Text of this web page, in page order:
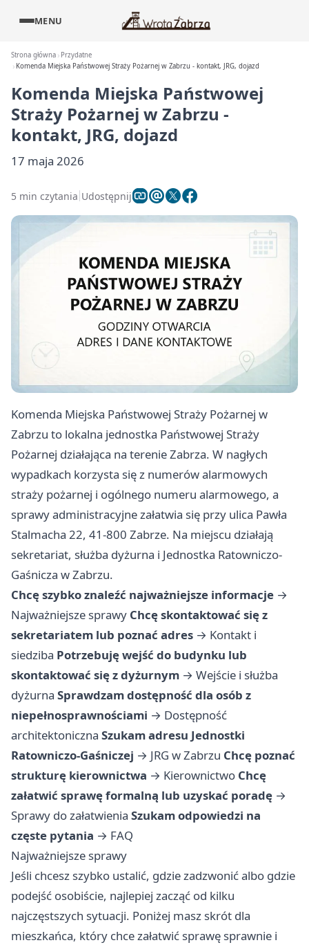
MENU
Strona główna
Przydatne
Komenda Miejska Państwowej Straży Pożarnej w Zabrzu - kontakt, JRG, dojazd
Komenda Miejska Państwowej
Straży Pożarnej w Zabrzu -
kontakt, JRG, dojazd
17 maja 2026
5 min czytania Udostępnij
Komenda Miejska Państwowej Straży Pożarnej w
Zabrzu to lokalna jednostka Państwowej Straży
Pożarnej działająca na terenie Zabrza. W nagłych
wypadkach korzysta się z numerów alarmowych
straży pożarnej i ogólnego numeru alarmowego, a
sprawy administracyjne załatwia się przy ulica Pawła
Stalmacha 22, 41-800 Zabrze. Na miejscu działają
sekretariat, służba dyżurna i Jednostka Ratowniczo-
Gaśnicza w Zabrzu.
Chcę szybko znaleźć najważniejsze informacje →
Najważniejsze sprawy Chcę skontaktować się z
sekretariatem lub poznać adres → Kontakt i
siedziba Potrzebuję wejść do budynku lub
skontaktować się z dyżurnym → Wejście i służba
dyżurna Sprawdzam dostępność dla osób z
niepełnosprawnościami → Dostępność
architektoniczna Szukam adresu Jednostki
Ratowniczo-Gaśniczej → JRG w Zabrzu Chcę poznać
strukturę kierownictwa → Kierownictwo Chcę
załatwić sprawę formalną lub uzyskać poradę →
Sprawy do załatwienia Szukam odpowiedzi na
częste pytania → FAQ
Najważniejsze sprawy
Jeśli chcesz szybko ustalić, gdzie zadzwonić albo gdzie
podejść osobiście, najlepiej zacząć od kilku
najczęstszych sytuacji. Poniżej masz skrót dla
mieszkańca, który chce załatwić sprawę sprawnie i